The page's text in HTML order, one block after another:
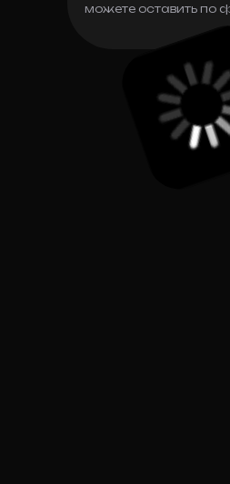
можете оставить по